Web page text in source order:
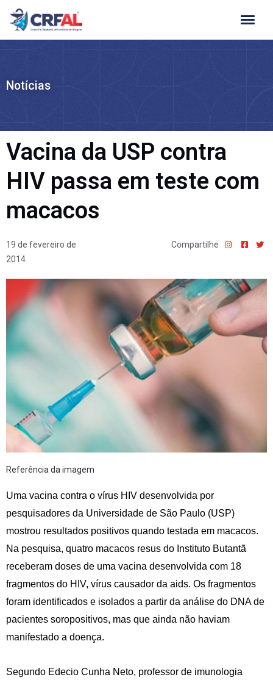
Ir
para
Notícias
Vacina da USP contra
HIV passa em teste com
macacos
19 de fevereiro de
2014
Compartilhe
Referência da imagem
Uma vacina contra o vírus HIV desenvolvida por
pesquisadores da Universidade de São Paulo (USP)
mostrou resultados positivos quando testada em macacos.
Na pesquisa, quatro macacos resus do Instituto Butantã
receberam doses de uma vacina desenvolvida com 18
fragmentos do HIV, vírus causador da aids. Os fragmentos
foram identificados e isolados a partir da análise do DNA de
pacientes soropositivos, mas que ainda não haviam
manifestado a doença.
Segundo Edecio Cunha Neto, professor de imunologia